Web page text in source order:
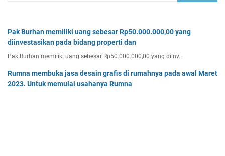
Pak Burhan memiliki uang sebesar Rp50.000.000,00 yang
diinvestasikan pada bidang properti dan
Pak Burhan memiliki uang sebesar Rp50.000.000,00 yang diinv…
Rumna membuka jasa desain grafis di rumahnya pada awal Maret
2023. Untuk memulai usahanya Rumna